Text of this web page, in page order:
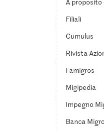
A proposito
Filiali
Cumulus
Rivista
Famigros
Migipedia
Impegno
Banca